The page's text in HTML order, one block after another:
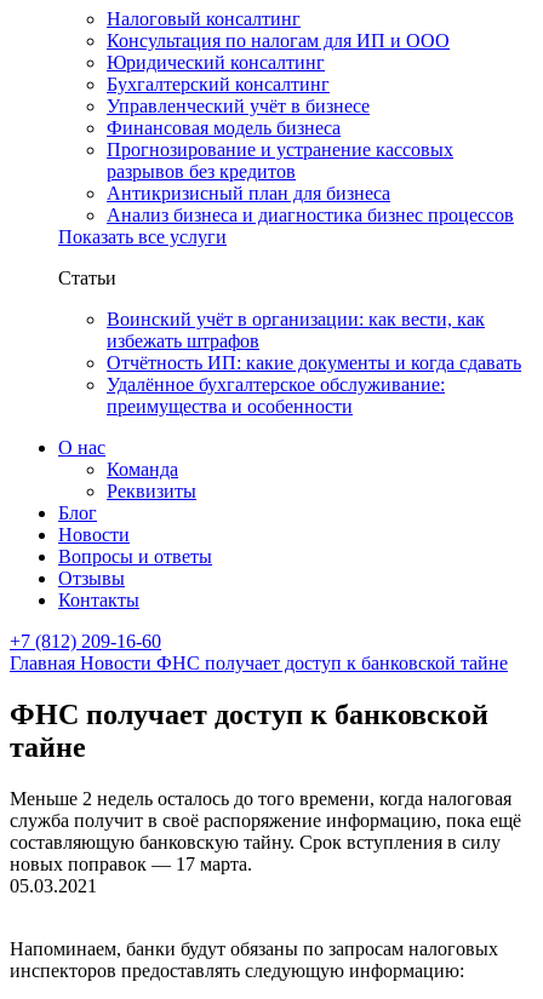
Налоговый консалтинг
Консультация по налогам для ИП и ООО
Юридический консалтинг
Бухгалтерский консалтинг
Управленческий учёт в бизнесе
Финансовая модель бизнеса
Прогнозирование и устранение кассовых
разрывов без кредитов
Антикризисный план для бизнеса
Анализ бизнеса и диагностика бизнес процессов
Показать все услуги
Статьи
Воинский учёт в организации: как вести, как
избежать штрафов
Отчётность ИП: какие документы и когда сдавать
Удалённое бухгалтерское обслуживание:
преимущества и особенности
О нас
Команда
Реквизиты
Блог
Новости
Вопросы и ответы
Отзывы
Контакты
+7 (812) 209-16-60
Главная Новости ФНС получает доступ к банковской тайне
ФНС получает доступ к банковской
тайне
Меньше 2 недель осталось до того времени, когда налоговая
служба получит в своё распоряжение информацию, пока ещё
составляющую банковскую тайну. Срок вступления в силу
новых поправок — 17 марта.
05.03.2021
Напоминаем, банки будут обязаны по запросам налоговых
инспекторов предоставлять следующую информацию: